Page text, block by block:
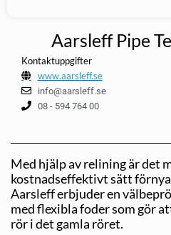
Aarsleff Pipe
Kontaktuppgifter
www.aarsleff.se
info@aarsleff.se
08 - 594 764 00
Med hjälp av relining är det
kostnadseffektivt sätt
Aarsleff erbjuder en
med flexibla foder som gör
rör i det gamla röret.